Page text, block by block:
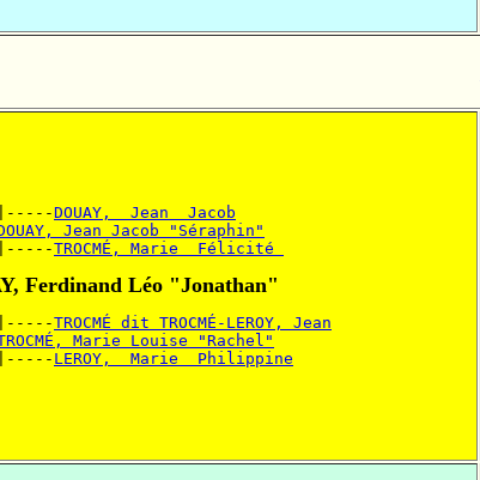
DOUAY,  Jean  Jacob
Jean Jacob "Séraphin"
TROCMÉ, Marie  Félicité
Ferdinand Léo "Jonathan"
TROCMÉ dit TROCMÉ-LEROY, Jean
Marie Louise "Rachel"
LEROY,  Marie  Philippine